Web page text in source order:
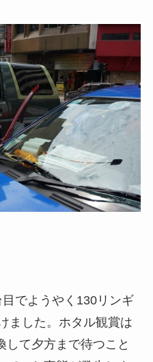
でようやく130リンギ
ました。ホタル観賞は
して夕方まで待つこと